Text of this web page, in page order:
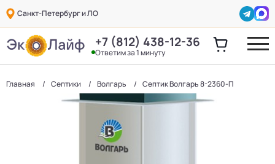
Санкт-Петербург и ЛО
+7 (812) 438-12-36
Ответим за 1 минуту
Главная Септики Волгарь Септик Волгарь 8-2360-П